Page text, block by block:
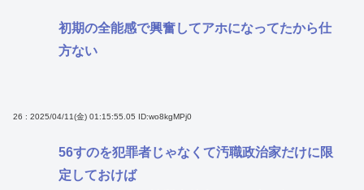
初期の全能感で興奮してアホになってたから仕
方ない
26 : 2025/04/11(金) 01:15:55.05 ID:wo8kgMPj0
56すのを犯罪者じゃなくて汚職政治家だけに限
定しておけば